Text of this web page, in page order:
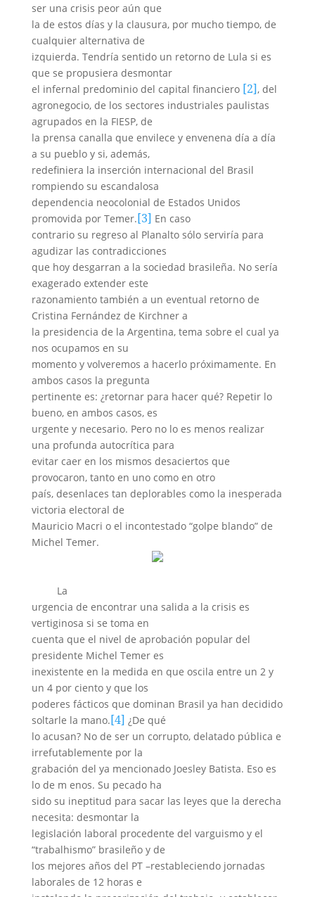
ser una crisis peor aún que
la de estos días y la clausura, por mucho tiempo, de
cualquier alternativa de
izquierda. Tendría sentido un retorno de Lula si es
que se propusiera desmontar
el infernal predominio del capital financiero [2], del
agronegocio, de los sectores industriales paulistas
agrupados en la FIESP, de
la prensa canalla que envilece y envenena día a día
a su pueblo y si, además,
redefiniera la inserción internacional del Brasil
rompiendo su escandalosa
dependencia neocolonial de Estados Unidos
promovida por Temer.[3] En caso
contrario su regreso al Planalto sólo serviría para
agudizar las contradicciones
que hoy desgarran a la sociedad brasileña. No sería
exagerado extender este
razonamiento también a un eventual retorno de
Cristina Fernández de Kirchner a
la presidencia de la Argentina, tema sobre el cual ya
nos ocupamos en su
momento y volveremos a hacerlo próximamente. En
ambos casos la pregunta
pertinente es: ¿retornar para hacer qué? Repetir lo
bueno, en ambos casos, es
urgente y necesario. Pero no lo es menos realizar
una profunda autocrítica para
evitar caer en los mismos desaciertos que
provocaron, tanto en uno como en otro
país, desenlaces tan deplorables como la inesperada
victoria electoral de
Mauricio Macri o el incontestado “golpe blando” de
Michel Temer.
La
urgencia de encontrar una salida a la crisis es
vertiginosa si se toma en
cuenta que el nivel de aprobación popular del
presidente Michel Temer es
inexistente en la medida en que oscila entre un 2 y
un 4 por ciento y que los
poderes fácticos que dominan Brasil ya han decidido
soltarle la mano.[4] ¿De qué
lo acusan? No de ser un corrupto, delatado pública e
irrefutablemente por la
grabación del ya mencionado Joesley Batista. Eso es
lo de m enos. Su pecado ha
sido su ineptitud para sacar las leyes que la derecha
necesita: desmontar la
legislación laboral procedente del varguismo y el
“trabalhismo” brasileño y de
los mejores años del PT –restableciendo jornadas
laborales de 12 horas e